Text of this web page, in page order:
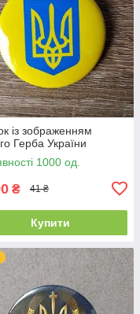
із зображенням
Герба України
1000 од.
₴ 41 ₴
Купити